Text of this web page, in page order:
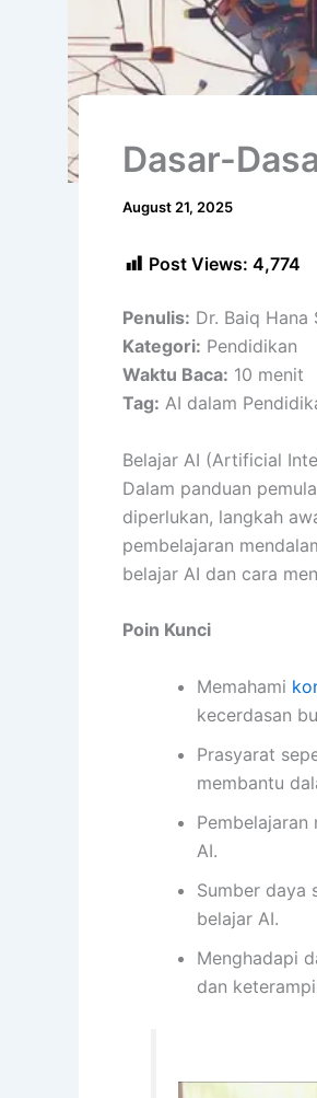
Dasar-
August 21, 2025
Post Views: 4,774
Penulis: Dr. Baiq Hana
Kategori: Pendidikan
Waktu Baca: 10 menit
Tag: AI dalam
Belajar AI (Artificial
Dalam panduan
diperlukan, langkah
pembelajaran
belajar AI dan cara
Poin Kunci
Memahami
kecerdasan
Prasyarat
membantu
AI.
Sumber daya
belajar AI.
Menghadapi
dan